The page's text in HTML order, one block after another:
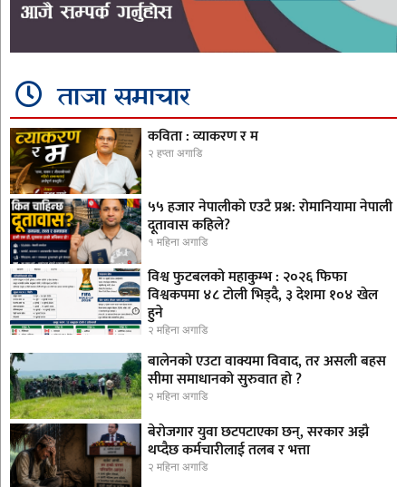
ताजा समाचार
कविता : व्याकरण र म
२ हप्ता अगाडि
५५ हजार नेपालीको एउटै प्रश्न: रोमानियामा नेपाली
दूतावास कहिले?
१ महिना अगाडि
विश्व फुटबलको महाकुम्भ : २०२६ फिफा
विश्वकपमा ४८ टोली भिड्दै, ३ देशमा १०४ खेल
हुने
२ महिना अगाडि
बालेनको एउटा वाक्यमा विवाद, तर असली बहस
सीमा समाधानको सुरुवात हो ?
२ महिना अगाडि
बेरोजगार युवा छटपटाएका छन्, सरकार अझै
थप्दैछ कर्मचारीलाई तलब र भत्ता
२ महिना अगाडि